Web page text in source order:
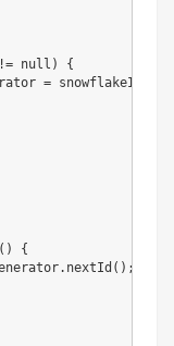
null) {
=
{